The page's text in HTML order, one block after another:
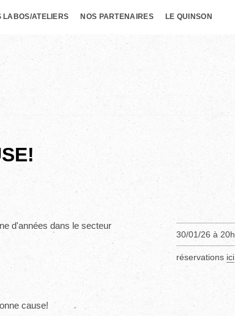
LABOS/ATELIERS NOS PARTENAIRES LE QUINSON
d'années dans le secteur
cause!
30/01/26 à 20h
réservationsici